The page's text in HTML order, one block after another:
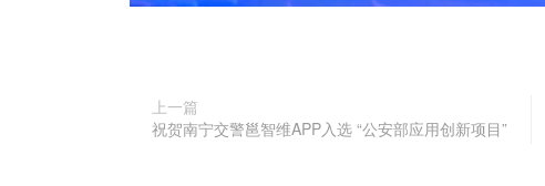
上一篇
祝贺南宁交警邕智维APP入选 “公安部应用创新项目”